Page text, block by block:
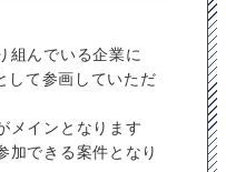
組んでいる企業に
して参画していただ
メインとなります
加できる案件となり